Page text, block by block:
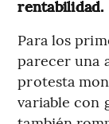
rentabilidad.
Para los
parecer una
protesta
variable con